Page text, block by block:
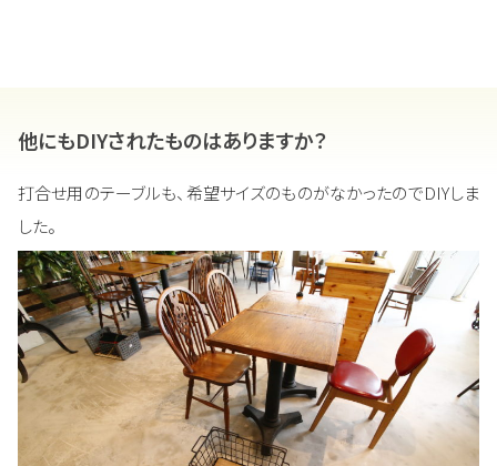
他にもDIYされたものはありますか？
打合せ用のテーブルも、希望サイズのものがなかったのでDIYしま
した。